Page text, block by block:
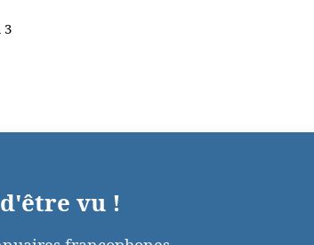
3
vu !